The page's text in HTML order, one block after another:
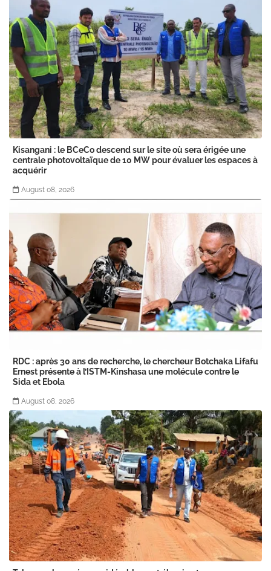
Kisangani : le BCeCo descend sur le site où sera érigée une
centrale photovoltaïque de 10 MW pour évaluer les espaces à
acquérir
August 08, 2026
RDC : après 30 ans de recherche, le chercheur Botchaka Lifafu
Ernest présente à l’ISTM-Kinshasa une molécule contre le
Sida et Ebola
August 08, 2026